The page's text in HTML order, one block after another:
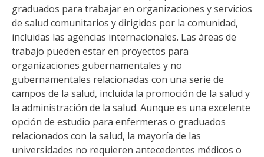
graduados para trabajar en organizaciones y servicios
de salud comunitarios y dirigidos por la comunidad,
incluidas las agencias internacionales. Las áreas de
trabajo pueden estar en proyectos para
organizaciones gubernamentales y no
gubernamentales relacionadas con una serie de
campos de la salud, incluida la promoción de la salud y
la administración de la salud. Aunque es una excelente
opción de estudio para enfermeras o graduados
relacionados con la salud, la mayoría de las
universidades no requieren antecedentes médicos o